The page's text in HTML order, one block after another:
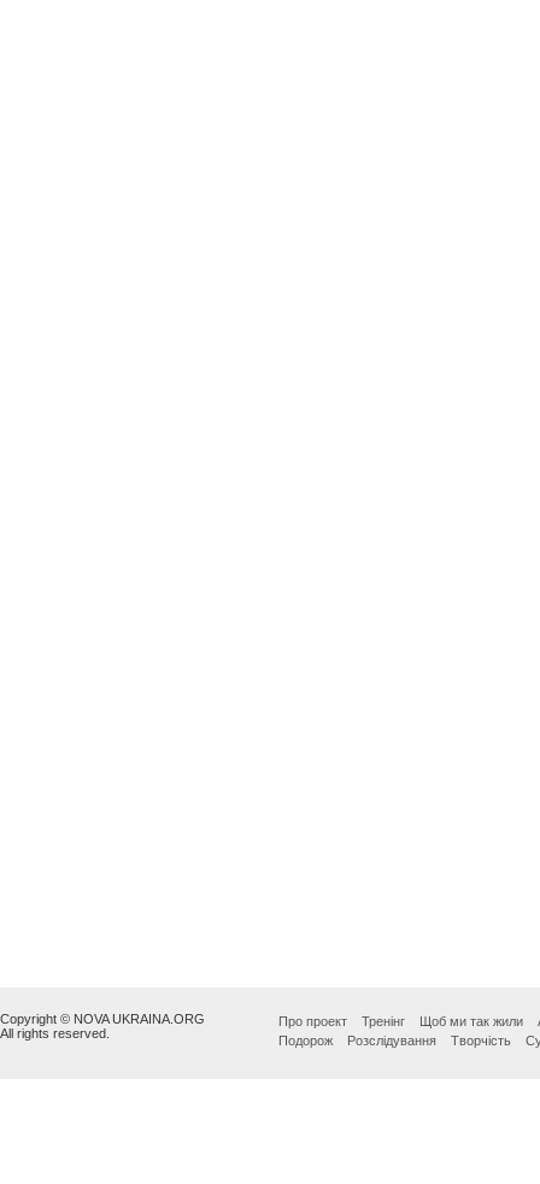
Copyright © NOVA UKRAINA.ORG
All rights reserved.
Про проект Тренінг Щоб ми так жили
Подорож
Розслідування Творчість